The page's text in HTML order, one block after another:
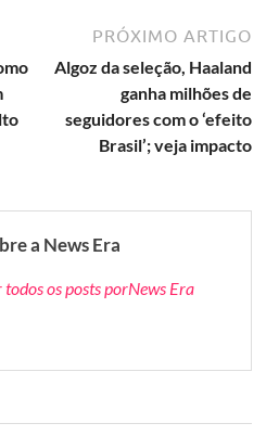
PRÓXIMO ARTIGO
Algoz da seleção, Haaland
ganha milhões de
seguidores com o ‘efeito
Brasil’; veja impacto
a News Era
todos os posts porNews Era